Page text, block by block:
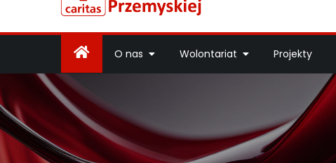
O nas Wolontariat Projekty